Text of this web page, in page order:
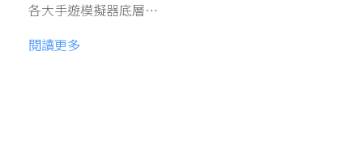
各大手遊模擬器底層…
閱讀更多